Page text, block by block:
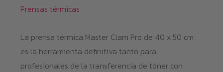
Prensas térmicas
La prensa térmica Master Clam Pro de 40 x 50 cm
es la herramienta definitiva tanto para
profesionales de la transferencia de tóner con